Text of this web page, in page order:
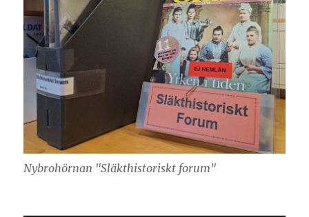
Nybrohörnan "Släkthistoriskt forum"